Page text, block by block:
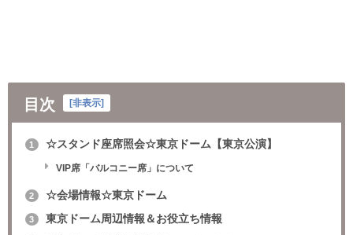
目次 [非表示]
1 ☆スタンド座席照会☆東京ドーム【東京公演】
VIP席「バルコニー席」について
2 ☆会場情報☆東京ドーム
3 東京ドーム周辺情報＆お役立ち情報